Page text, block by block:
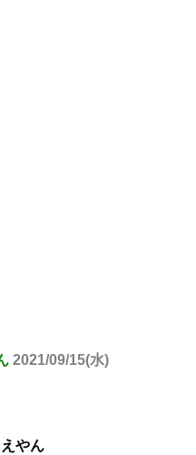
2021/09/15(水)
やん